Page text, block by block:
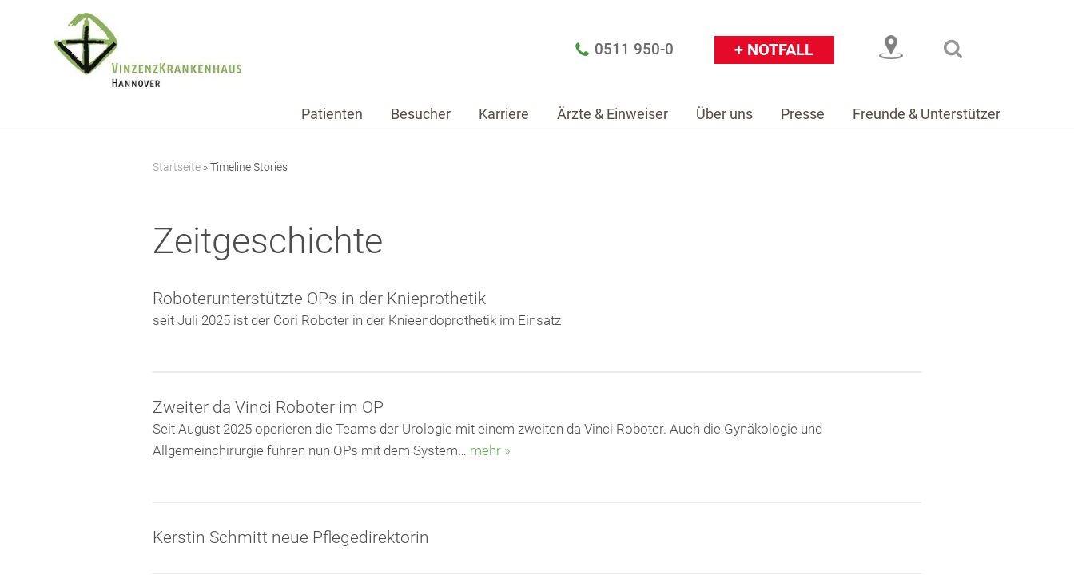
springen
0511 950-0 + NOTFALL
Patienten Besucher Karriere Ärzte & Einweiser Über uns Presse Freunde & Unterstützer
Startseite »Timeline Stories
Zeitgeschichte
Roboterunterstützte OPs in der Knieprothetik
seit Juli 2025 ist der Cori Roboter in der Knieendoprothetik im Einsatz
Zweiter da Vinci Roboter im OP
Seit August 2025 operieren die Teams der Urologie mit einem zweiten da Vinci Roboter. Auch die Gynäkologie und
Allgemeinchirurgie führen nun OPs mit dem System… mehr »
Kerstin Schmitt neue Pflegedirektorin